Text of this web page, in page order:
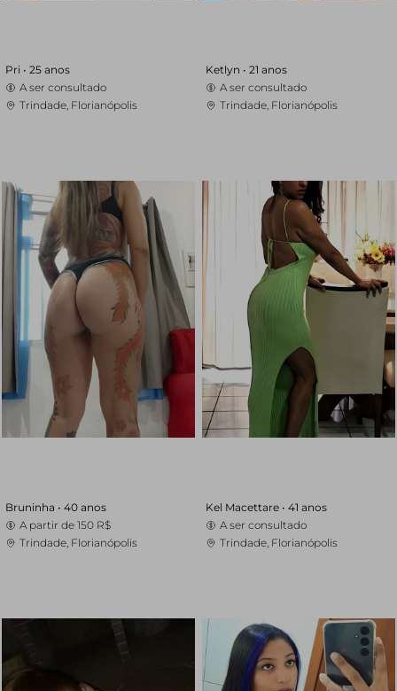
Pri • 25 anos
A ser consultado
Trindade, Florianópolis
Ketlyn • 21 anos
A ser consultado
Trindade, Florianópolis
Bruninha • 40 anos
A partir de 150 R$
Trindade, Florianópolis
Kel Macettare • 41 anos
A ser consultado
Trindade, Florianópolis